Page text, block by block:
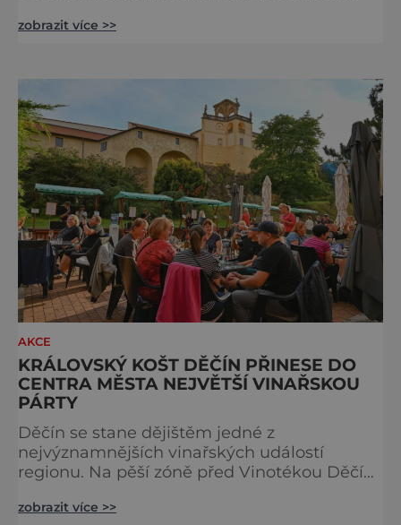
nejvýznamnějších světových značek.
loňskou výstavu navštívilo více než 4 200
návštěvníků. SEW si během let vybudoval
pověst jed
zobrazit více >>
AKCE
KRÁLOVSKÝ KOŠT DĚČÍN PŘINESE DO
CENTRA MĚSTA NEJVĚTŠÍ VINAŘSKOU
PÁRTY
Děčín se stane dějištěm jedné z
nejvýznamnějších vinařských událostí
regionu. Na pěší zóně před Vinotékou Děčín
Děčín 29. srpna – velká pultová degustace
zobrazit více >>